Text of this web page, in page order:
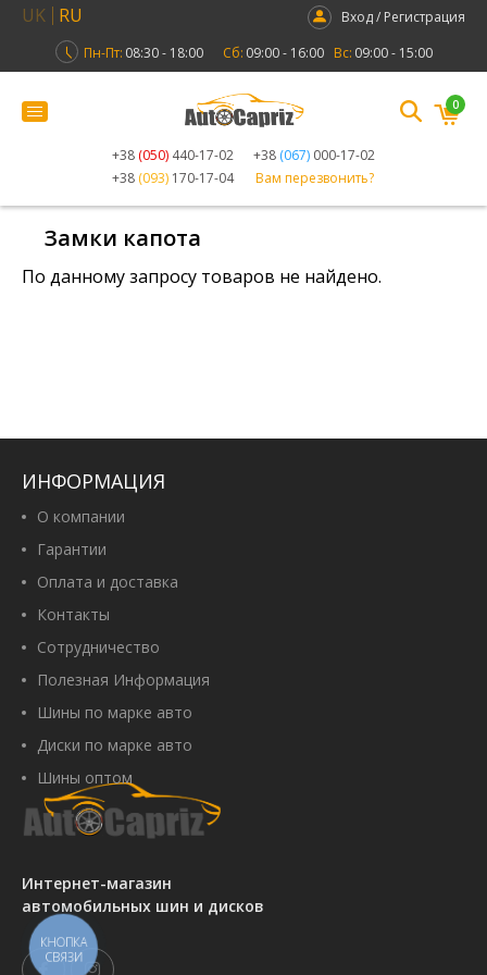
UK RU
Вход / Регистрация
Пн-Пт: 08:30 - 18:00 Сб: 09:00 - 16:00 Вс: 09:00 - 15:00
+38 (050) 440-17-02 +38 (067) 000-17-02
+38 (093) 170-17-04 Вам перезвонить?
0
Замки капота
По данному запросу товаров не найдено.
Интернет-магазин
автомобильных шин и дисков
ИНФОРМАЦИЯ
О компании
Гарантии
Оплата и доставка
Контакты
Сотрудничество
Полезная Информация
Шины по марке авто
Диски по марке авто
Шины оптом
КНОПКА
СВЯЗИ